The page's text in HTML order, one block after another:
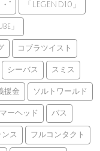
” 「LEGEND10」
」
コブラツイスト
シーバス スミス
援金 ソルトワールド
ーヘッド バス
ンス フルコンタクト